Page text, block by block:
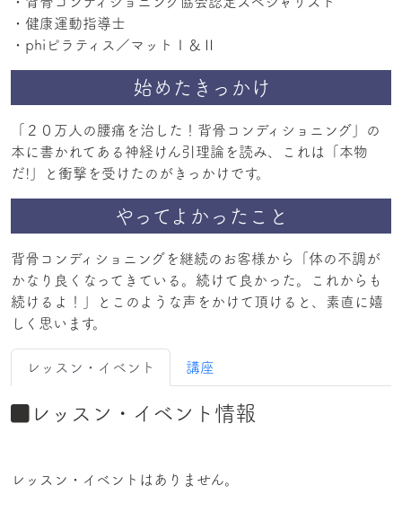
・健康運動指導士
始めたきっかけ
「２０万人の腰痛を治した！背骨コンディショニング」の
本に書かれてある神経けん引理論を読み、これは「本物
やってよかったこと
背骨コンディショニングを継続のお客様から「体の不調が
かなり良くなってきている。続けて良かった。これからも
続けるよ！」とこのような声をかけて頂けると、素直に嬉
しく思います。
レッスン・イベント 講座
レッスン・イベント情報
レッスン・イベントはありません。